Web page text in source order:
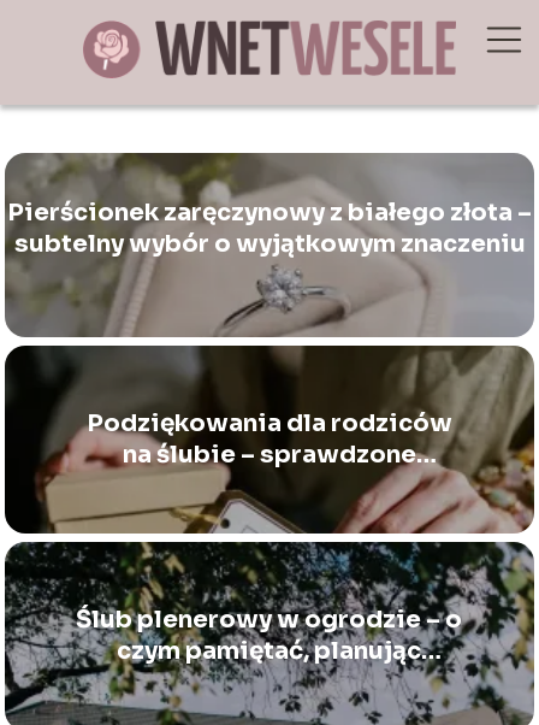
Pierścionek zaręczynowy z białego złota –
subtelny wybór o wyjątkowym znaczeniu
Podziękowania dla rodziców
na ślubie – sprawdzone
pomysły i produkty
Ślub plenerowy w ogrodzie – o
czym pamiętać, planując
ceremonię na zewnątrz